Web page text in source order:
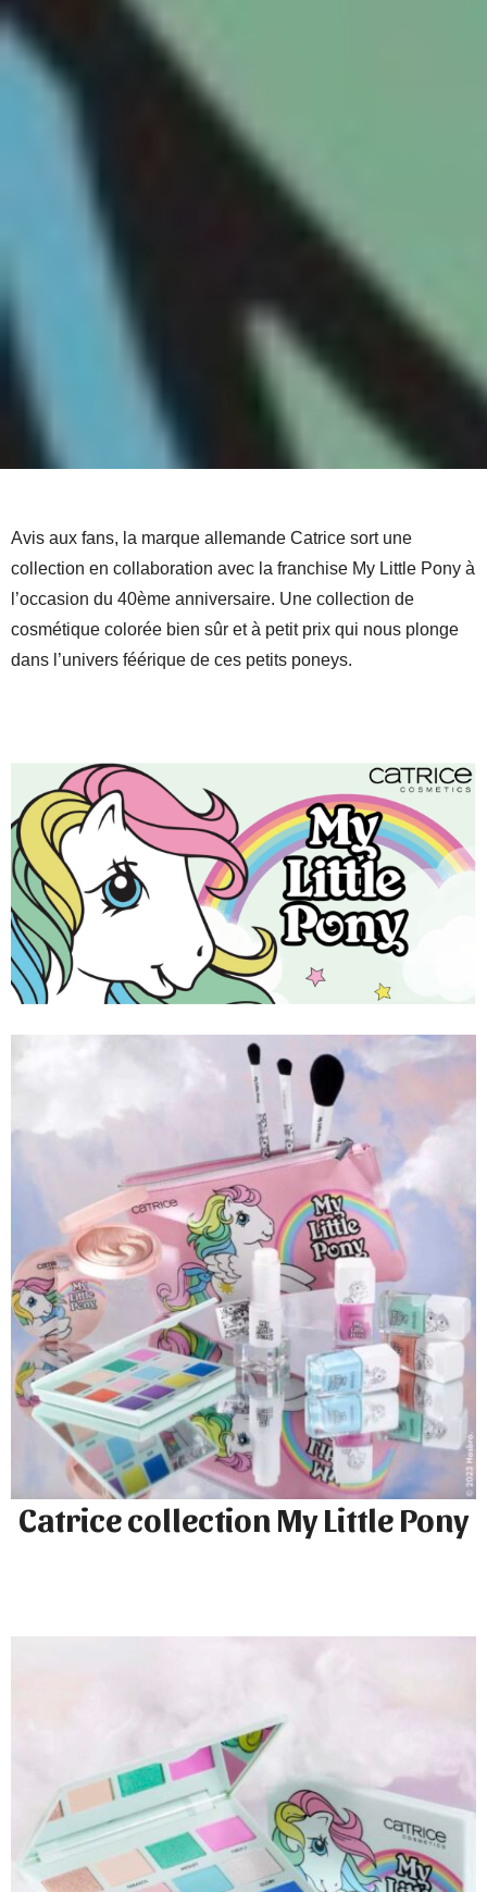
Avis aux fans, la marque allemande Catrice sort une
collection en collaboration avec la franchise My Little Pony à
l’occasion du 40ème anniversaire. Une collection de
cosmétique colorée bien sûr et à petit prix qui nous plonge
dans l’univers féérique de ces petits poneys.
Catrice collection My Little Pony